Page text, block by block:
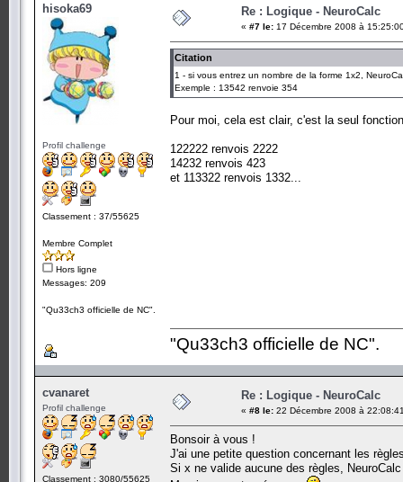
hisoka69
Profil challenge
Classement : 37/55625
Membre Complet
Hors ligne
Messages: 209
"Qu33ch3 officielle de NC".
Re : Logique - NeuroCalc
« #7 le: 17 Décembre 2008 à
Citation
1 - si vous entrez un nombre de la forme 1x2,
Exemple : 13542 renvoie 354
Pour moi, cela est clair, c'est la seul
122222 renvois 2222
14232 renvois 423
et 113322 renvois 1332...
"Qu33ch3 officielle de NC".
cvanaret
Profil challenge
Classement : 3080/55625
Re : Logique - NeuroCalc
« #8 le: 22 Décembre 2008 à
Bonsoir à vous !
J'ai une petite question concernant les
Si x ne valide aucune des règles,